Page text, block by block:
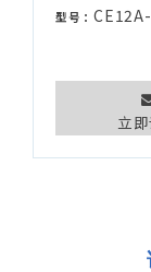
型号：
立